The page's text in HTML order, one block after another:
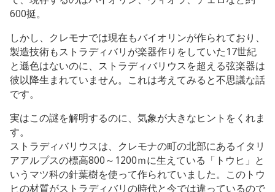
600挺。
しかし、クレモナでは現在もバイオリンが作られており、
製造技術もストラディバリが楽器作りをしていた17世紀
と遜色はないのに、ストラディバリウスを超える弦楽器は
彼以降生まれていません。これは考えてみると不思議な話
です。
実はこの謎を解明するのに、気象が大きなヒントをくれま
す。
ストラディバリウスは、クレモナの町の北部にあるイタリ
アアルプスの標高800～1200ｍに生えている「トウヒ」と
いうマツ科の針葉樹を使って作られていました。このトウ
ヒの材質がストラディバリの時代と今では違っているので